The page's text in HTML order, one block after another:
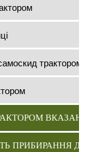
трактором
ПРИБИРАННЯ